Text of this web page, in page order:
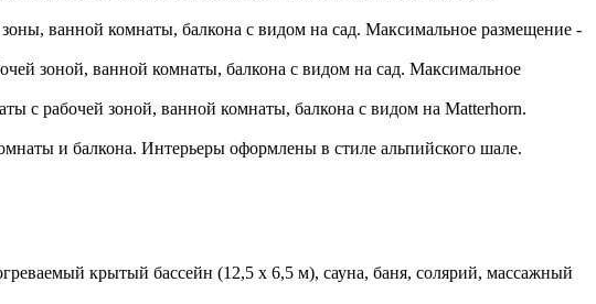
ванной комнаты, балкона с видом на сад. Максимальное размещение -
зоной, ванной комнаты, балкона с видом на сад. Максимальное
с рабочей зоной, ванной комнаты, балкона с видом на Matterhorn.
и балкона. Интерьеры оформлены в стиле альпийского шале.
крытый бассейн (12,5 х 6,5 м), сауна, баня, солярий, массажный